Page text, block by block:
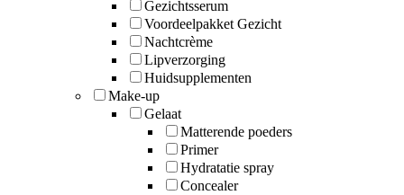
Gezichtsserum
Voordeelpakket Gezicht
Nachtcrème
Lipverzorging
Huidsupplementen
Make-up
Gelaat
Matterende poeders
Primer
Hydratatie spray
Concealer